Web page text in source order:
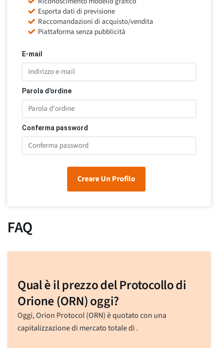
E-mail
Parola d'ordine
Conferma password
Creare Un Profilo
Esporta dati di previsione
Raccomandazioni di acquisto/vendita
Piattaforma senza pubblicità
FAQ
Qual è il prezzo del Protocollo di
Orione (ORN) oggi?
Oggi, Orion Protocol (ORN) è quotatocon una
capitalizzazione di mercato totale di .